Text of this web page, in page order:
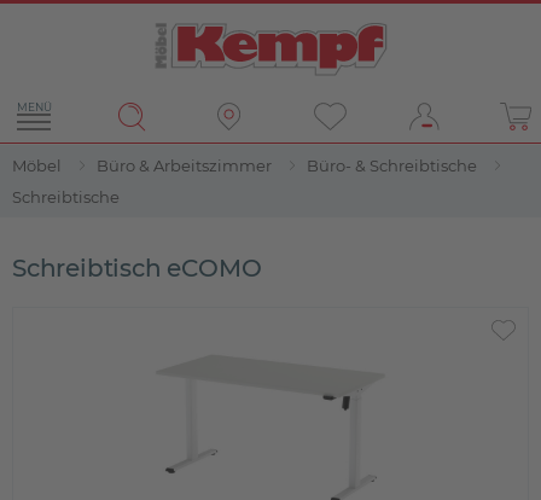
MENÜ
Möbel Büro & Arbeitszimmer
Büro- & Schreibtische
Schreibtische
Schreibtisch eCOMO